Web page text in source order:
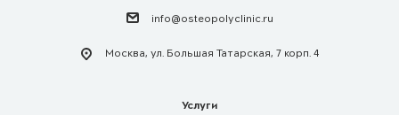
info@osteopolyclinic.ru
Москва, ул. Большая Татарская, 7 корп. 4
Услуги